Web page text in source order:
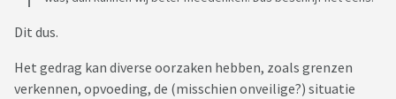
Dit dus.
Het gedrag kan diverse oorzaken hebben, zoals grenzen
verkennen, opvoeding, de (misschien onveilige?) situatie